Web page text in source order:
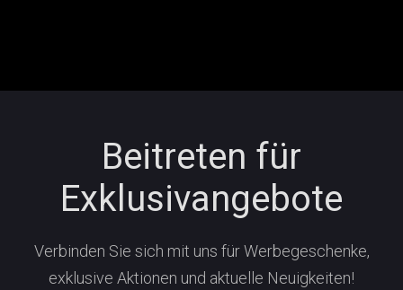
Beitreten für
Exklusivangebote
Verbinden Sie sich mit uns für Werbegeschenke,
exklusive Aktionen und aktuelle Neuigkeiten!